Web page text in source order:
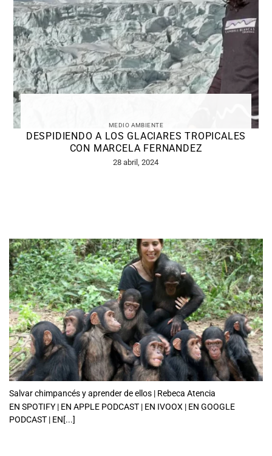
CONSUMO RESPONSABLE
ALTERNATIVAS AL BLACKFRIDAY | 2023
22 noviembre, 2023
Salvar chimpancés y aprender de ellos | Rebeca Atencia
EN SPOTIFY | EN APPLE PODCAST | EN IVOOX | EN GOOGLE
PODCAST | EN[...]